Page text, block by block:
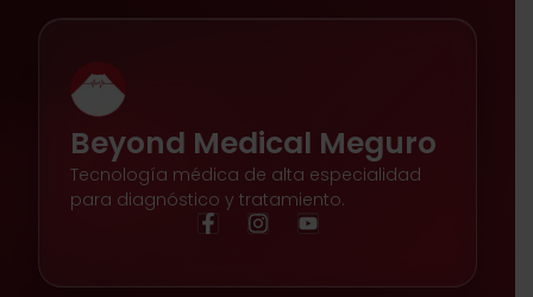
Beyond Medical Meguro
Tecnología médica de alta especialidad
para diagnóstico y tratamiento.